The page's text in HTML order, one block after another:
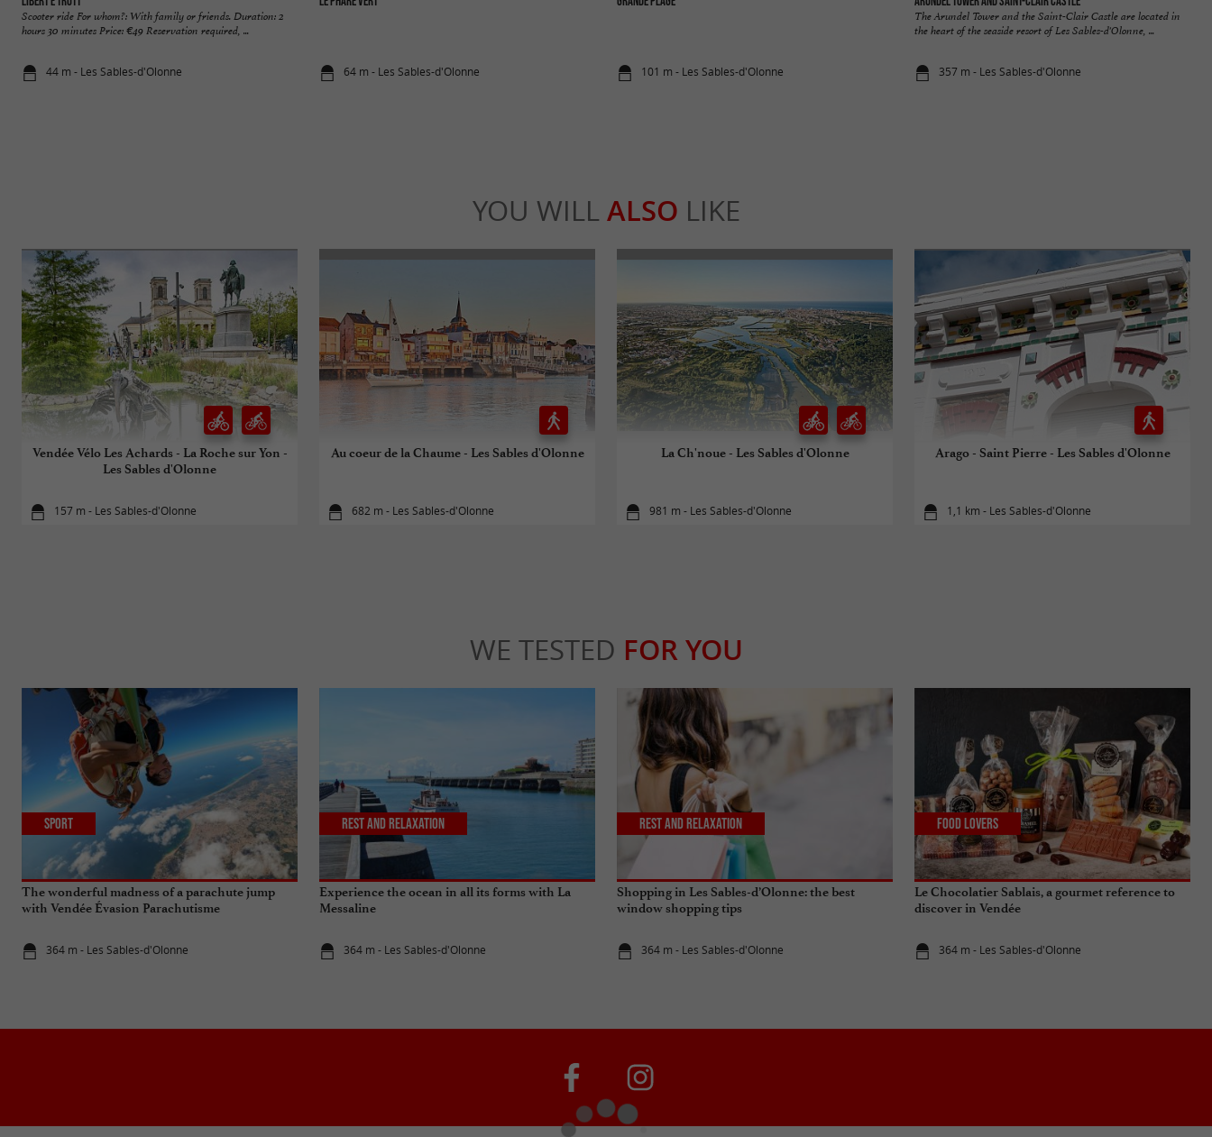
Scooter ride For whom?: With family or friends. Duration: 2
hours 30 minutes Price: €49 Reservation required, ...
44 m - Les Sables-d'Olonne 64 m - Les Sables-d'Olonne 101 m - Les Sables-d'Olonne
The Arundel Tower and the Saint-Clair Castle are located in
the heart of the seaside resort of Les Sables-d'Olonne, ...
357 m - Les Sables-d'Olonne
YOU WILL ALSO LIKE
Vendée Vélo Les Achards - La Roche sur Yon -
Les Sables d'Olonne
157 m - Les Sables-d'Olonne
Au coeur de la Chaume - Les Sables d'Olonne
682 m - Les Sables-d'Olonne
La Ch'noue - Les Sables d'Olonne
981 m - Les Sables-d'Olonne
Arago - Saint Pierre - Les Sables d'Olonne
1,1 km - Les Sables-d'Olonne
WE TESTED FOR YOU
The wonderful madness of a parachute jump
with Vendée Évasion Parachutisme
364 m - Les Sables-d'Olonne
Sport
Experience the ocean in all its forms with La
Messaline
364 m - Les Sables-d'Olonne
Rest and relaxation
Shopping in Les Sables-d’Olonne: the best
window shopping tips
364 m - Les Sables-d'Olonne
Rest and relaxation
Le Chocolatier Sablais, a gourmet reference to
discover in Vendée
364 m - Les Sables-d'Olonne
Food Lovers